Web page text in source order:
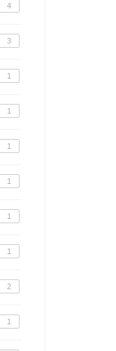
4
3
1
1
1
1
1
1
2
1